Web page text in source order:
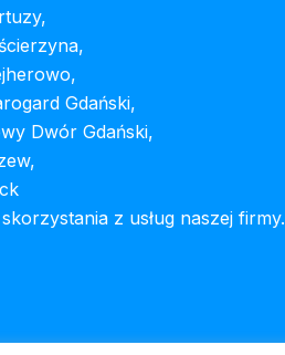
Gdański,
Dwór Gdański,
z usług naszej firmy.